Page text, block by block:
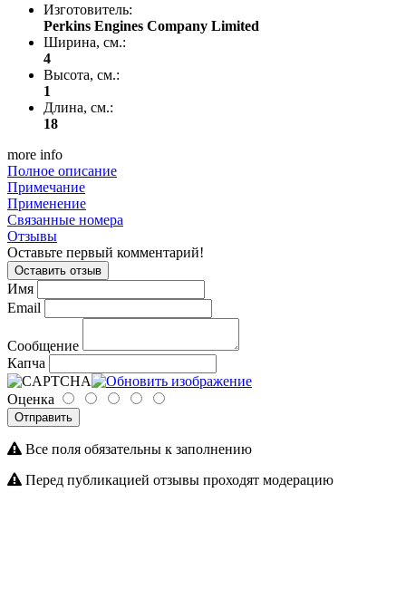
Изготовитель:
Perkins Engines Company Limited
Ширина, см.:
4
Высота, см.:
1
Длина, см.:
18
more info
Полное описание
Примечание
Применение
Связанные номера
Отзывы
Оставьте первый комментарий!
Оставить отзыв
Имя
Email
Сообщение
Капча
Оценка
Отправить
Все поля обязательны к заполнению
Перед публикацией отзывы проходят модерацию